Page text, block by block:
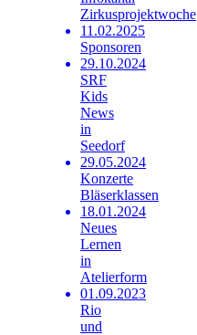
Zirkusprojektwoche
11.02.2025
Sponsoren
29.10.2024
SRF
Kids
News
in
Seedorf
29.05.2024
Konzerte
Bläserklassen
18.01.2024
Neues
Lernen
in
Atelierform
01.09.2023
Rio
und